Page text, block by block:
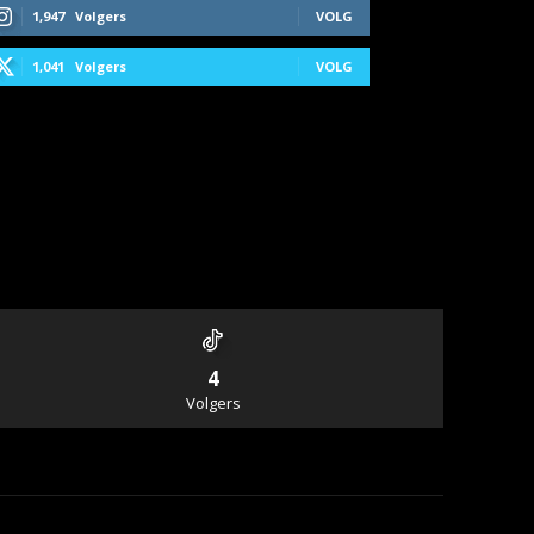
1,947 Volgers VOLG
1,041 Volgers VOLG
4
Volgers